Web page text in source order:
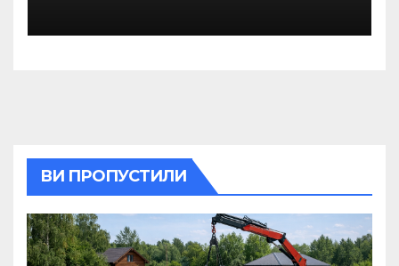
ВИ ПРОПУСТИЛИ